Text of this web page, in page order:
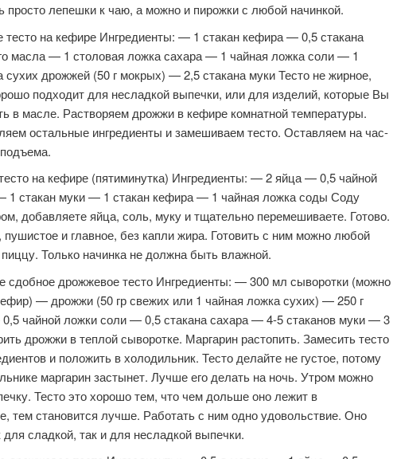
просто лепешки к чаю, а можно и пирожки с любой начинкой.
тесто на кефире Ингредиенты: — 1 стакан кефира — 0,5 стакана
масла — 1 столовая ложка сахара — 1 чайная ложка соли — 1
сухих дрожжей (50 г мокрых) — 2,5 стакана муки Тесто не жирное,
подходит для несладкой выпечки, или для изделий, которые Вы
в масле. Растворяем дрожжи в кефире комнатной температуры.
остальные ингредиенты и замешиваем тесто. Оставляем на час-
на кефире (пятиминутка) Ингредиенты: — 2 яйца — 0,5 чайной
1 стакан муки — 1 стакан кефира — 1 чайная ложка соды Соду
добавляете яйца, соль, муку и тщательно перемешиваете. Готово.
пушистое и главное, без капли жира. Готовить с ним можно любой
Только начинка не должна быть влажной.
сдобное дрожжевое тесто Ингредиенты: — 300 мл сыворотки (можно
— дрожжи (50 гр свежих или 1 чайная ложка сухих) — 250 г
чайной ложки соли — 0,5 стакана сахара — 4-5 стаканов муки — 3
дрожжи в теплой сыворотке. Маргарин растопить. Замесить тесто
и положить в холодильник. Тесто делайте не густое, потому
маргарин застынет. Лучше его делать на ночь. Утром можно
Тесто это хорошо тем, что чем дольше оно лежит в
тем становится лучше. Работать с ним одно удовольствие. Оно
для сладкой, так и для несладкой выпечки.